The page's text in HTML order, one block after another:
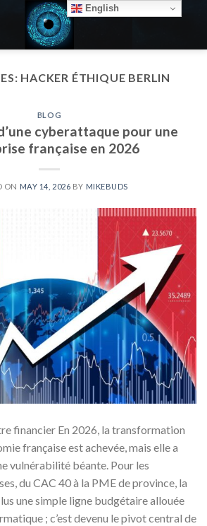
HACKER ÉTHIQUE BERLIN
BLOG
cyberattaque pour une
française en 2026
ON MAY 14, 2026 BY MIKEBUDS
financier En 2026, la transformation
française est achevée, mais elle a
vulnérabilité béante. Pour les
du CAC 40 à la PME de province, la
une simple ligne budgétaire allouée
; c’est devenu le pivot central de
English